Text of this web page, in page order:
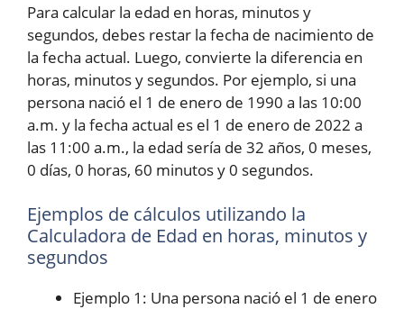
Para calcular la edad en horas, minutos y
segundos, debes restar la fecha de nacimiento de
la fecha actual. Luego, convierte la diferencia en
horas, minutos y segundos. Por ejemplo, si una
persona nació el 1 de enero de 1990 a las 10:00
a.m. y la fecha actual es el 1 de enero de 2022 a
las 11:00 a.m., la edad sería de 32 años, 0 meses,
0 días, 0 horas, 60 minutos y 0 segundos.
Ejemplos de cálculos utilizando la
Calculadora de Edad en horas, minutos y
segundos
Ejemplo 1: Una persona nació el 1 de enero